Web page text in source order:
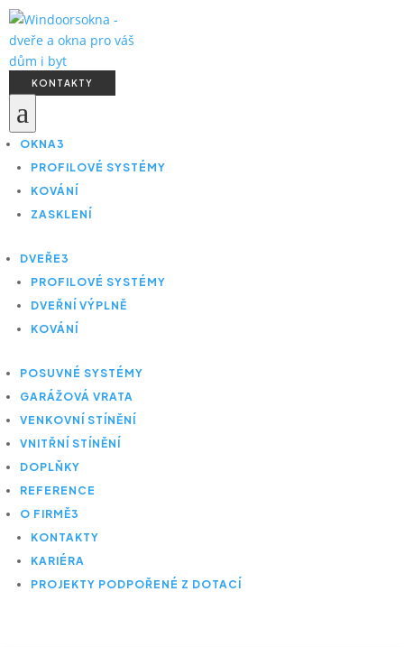
KONTAKTY
a
OKNA3
PROFILOVÉ SYSTÉMY
KOVÁNÍ
ZASKLENÍ
DVEŘE3
PROFILOVÉ SYSTÉMY
DVEŘNÍ VÝPLNĚ
KOVÁNÍ
POSUVNÉ SYSTÉMY
GARÁŽOVÁ VRATA
VENKOVNÍ STÍNĚNÍ
VNITŘNÍ STÍNĚNÍ
DOPLŇKY
REFERENCE
O FIRMĚ3
KONTAKTY
KARIÉRA
PROJEKTY PODPOŘENÉ Z DOTACÍ